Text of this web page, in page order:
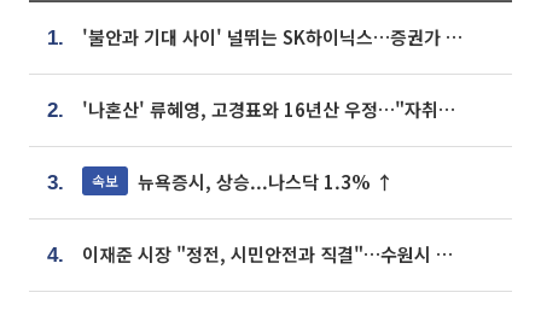
1. '불안과 기대 사이' 널뛰는 SK하이닉스…증권가 "HBM4·LTA 기반 펀터멘털 견고"
2. '나혼산' 류혜영, 고경표와 16년산 우정…"자취방서 부모님과 마주쳐"
3. 속보 뉴욕증시, 상승...나스닥 1.3% ↑
4. 이재준 시장 "정전, 시민안전과 직결"…수원시 비상대응체계 가동